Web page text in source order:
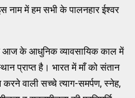
नाम में हम सभी के पालनहार ईश्वर
आज के आधुनिक व्यावसायिक काल में
प्राप्त है। भारत में माँ को संतान
करने वाली सच्चे त्याग-समर्पण, स्नेह,